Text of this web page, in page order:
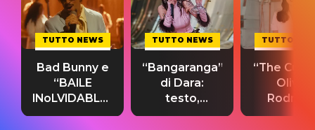
TUTTO NEWS
Bad Bunny e
“BAILE
INoLVIDABLE”:
testo,
TUTTO NEWS
“Bangaranga”
di Dara:
testo,
traduzione e
TUTTO
“The
Olivia
testo,